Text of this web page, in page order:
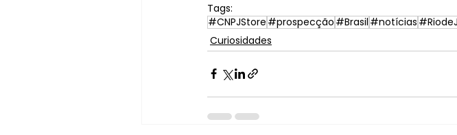
Tags:
#CNPJStore #prospecção #Brasil #notícias
Curiosidades